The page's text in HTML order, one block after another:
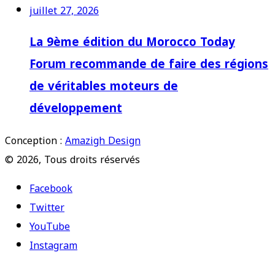
juillet 27, 2026
La 9ème édition du Morocco Today
Forum recommande de faire des régions
de véritables moteurs de
développement
Conception :Amazigh Design
© 2026, Tous droits réservés
Facebook
Twitter
YouTube
Instagram